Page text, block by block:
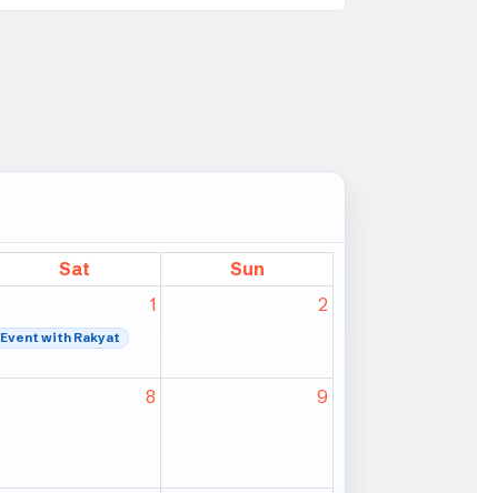
Sat
Sun
1
Event with Rakyat
2
8 9